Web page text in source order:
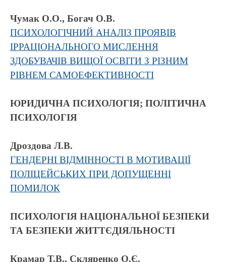
Чумак О.О., Богач О.В.
ПСИХОЛОГІЧНИЙ АНАЛІЗ ПРОЯВІВ
ІРРАЦІОНАЛЬНОГО МИСЛЕННЯ
ЗДОБУВАЧІВ ВИЩОЇ ОСВІТИ З РІЗНИМ
РІВНЕМ САМОЕФЕКТИВНОСТІ
ЮРИДИЧНА ПСИХОЛОГІЯ; ПОЛІТИЧНА
ПСИХОЛОГІЯ
Дроздова Л.В.
ГЕНДЕРНІ ВІДМІННОСТІ В МОТИВАЦІЇ
ПОЛІЦЕЙСЬКИХ ПРИ ДОПУЩЕННІ
ПОМИЛОК
ПСИХОЛОГІЯ НАЦІОНАЛЬНОЇ БЕЗПЕКИ
ТА БЕЗПЕКИ ЖИТТЄДІЯЛЬНОСТІ
Крамар Т.В., Скляренко О.Є.